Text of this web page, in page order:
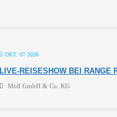
OKT. 07 2026
LIVE-REISESHOW BEI RANGE
Moll GmbH & Co. KG